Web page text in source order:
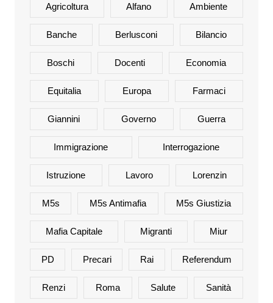
Agricoltura Alfano Ambiente
Banche Berlusconi Bilancio
Boschi Docenti Economia
Equitalia Europa Farmaci
Giannini Governo Guerra
Immigrazione Interrogazione
Istruzione Lavoro Lorenzin
M5s M5s Antimafia M5s Giustizia
Mafia Capitale Migranti Miur
PD Precari Rai Referendum
Renzi Roma Salute Sanità